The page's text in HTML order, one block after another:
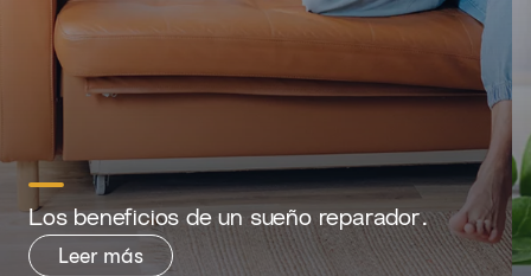
​​Los beneficios de un sueño reparador.​
Leer más